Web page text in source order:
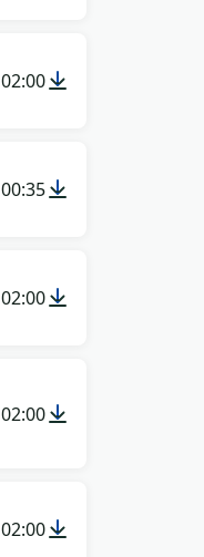
02:00
00:35
02:00
02:00
02:00